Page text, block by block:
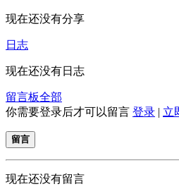
现在还没有分享
日志
现在还没有日志
留言板全部
你需要登录后才可以留言 登录 | 立
留言
现在还没有留言